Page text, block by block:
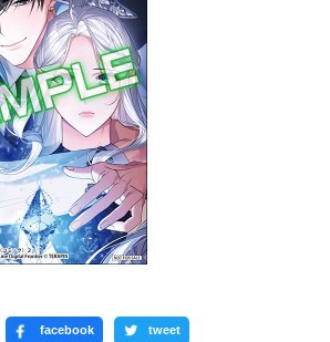
facebook tweet